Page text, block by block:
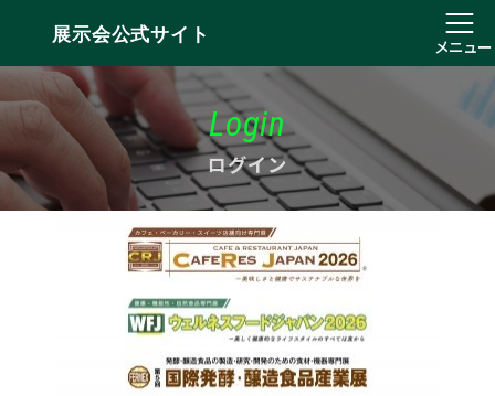
展示会公式サイト
メニュー
Login
ログイン